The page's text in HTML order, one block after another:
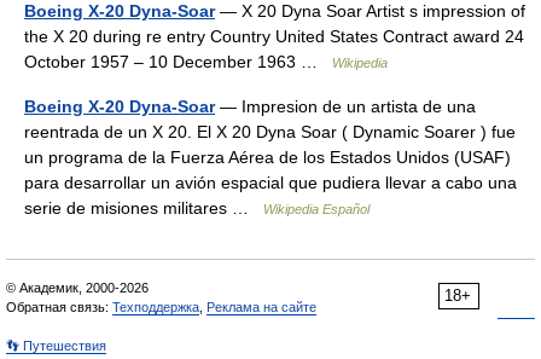
Boeing X-20 Dyna-Soar— X 20 Dyna Soar Artist s impression of
the X 20 during re entry Country United States Contract award 24
October 1957 – 10 December 1963 …
Wikipedia
Boeing X-20 Dyna-Soar— Impresion de un artista de una
reentrada de un X 20. El X 20 Dyna Soar ( Dynamic Soarer ) fue
un programa de la Fuerza Aérea de los Estados Unidos (USAF)
para desarrollar un avión espacial que pudiera llevar a cabo una
serie de misiones militares …
Wikipedia Español
18+
© Академик, 2000-2026
Обратная связь: Техподдержка, Реклама на сайте
👣 Путешествия